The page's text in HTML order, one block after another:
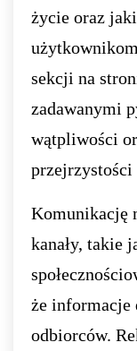
życie oraz
sekcji na
zadawanymi
wątpliwości
Komunikację
kanały, takie
że informacje
odbiorców.